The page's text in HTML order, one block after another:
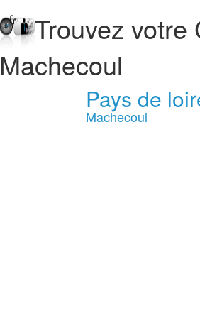
Trouvez votre
Machecoul
Pays de
Machecoul